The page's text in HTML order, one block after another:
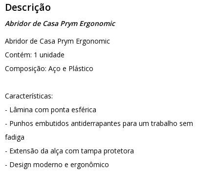
Descrição
Abridor de Casa Prym Ergonomic
Abridor de Casa Prym Ergonomic
Contém: 1 unidade
Composição: Aço e Plástico
Características:
- Lâmina com ponta esférica
- Punhos embutidos antiderrapantes para um trabalho sem
fadiga
- Extensão da alça com tampa protetora
- Design moderno e ergonômico